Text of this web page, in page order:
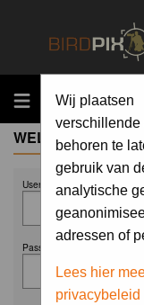
MENU
Wij plaatsen
verschillende
behoren te
gebruik van
analytische
adressen of
Lees hier
privacybeleid
WELCOME GUEST
Username:
Password: